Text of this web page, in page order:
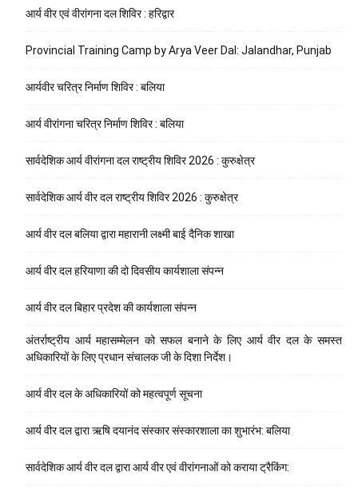
आर्य वीर एवं वीरांगना दल शिविर : हरिद्वार
Provincial Training Camp by Arya Veer Dal: Jalandhar, Punjab
आर्यवीर चरित्र निर्माण शिविर : बलिया
आर्य वीरांगना चरित्र निर्माण शिविर : बलिया
सार्वदेशिक आर्य वीरांगना दल राष्ट्रीय शिविर 2026 : कुरुक्षेत्र
सार्वदेशिक आर्य वीर दल राष्ट्रीय शिविर 2026 : कुरुक्षेत्र
आर्य वीर दल बलिया द्वारा महारानी लक्ष्मी बाई दैनिक शाखा
आर्य वीर दल हरियाणा की दो दिवसीय कार्यशाला संपन्न
आर्य वीर दल बिहार प्रदेश की कार्यशाला संपन्न
अंतर्राष्ट्रीय आर्य महासम्मेलन को सफल बनाने के लिए आर्य वीर दल के समस्त
अधिकारियों के लिए प्रधान संचालक जी के दिशा निर्देश।
आर्य वीर दल के अधिकारियों को महत्वपूर्ण सूचना
आर्य वीर दल द्वारा ऋषि दयानंद संस्कार संस्कारशाला का शुभारंभ: बलिया
सार्वदेशिक आर्य वीर दल द्वारा आर्य वीर एवं वीरांगनाओं को कराया ट्रैकिंग: